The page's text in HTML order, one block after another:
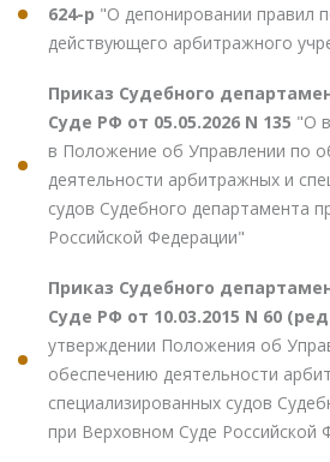
624-р "О депонировании правил
действующего арбитражного
Приказ Судебного
Суде РФ от 05.05.2026 N 135 "О
в Положение об Управлении по
деятельности арбитражных и
судов Судебного департамента
Российской Федерации"
Приказ Судебного
Суде РФ от 10.03.2015 N 60
утверждении Положения об
обеспечению деятельности
специализированных судов
при Верховном Суде Российской